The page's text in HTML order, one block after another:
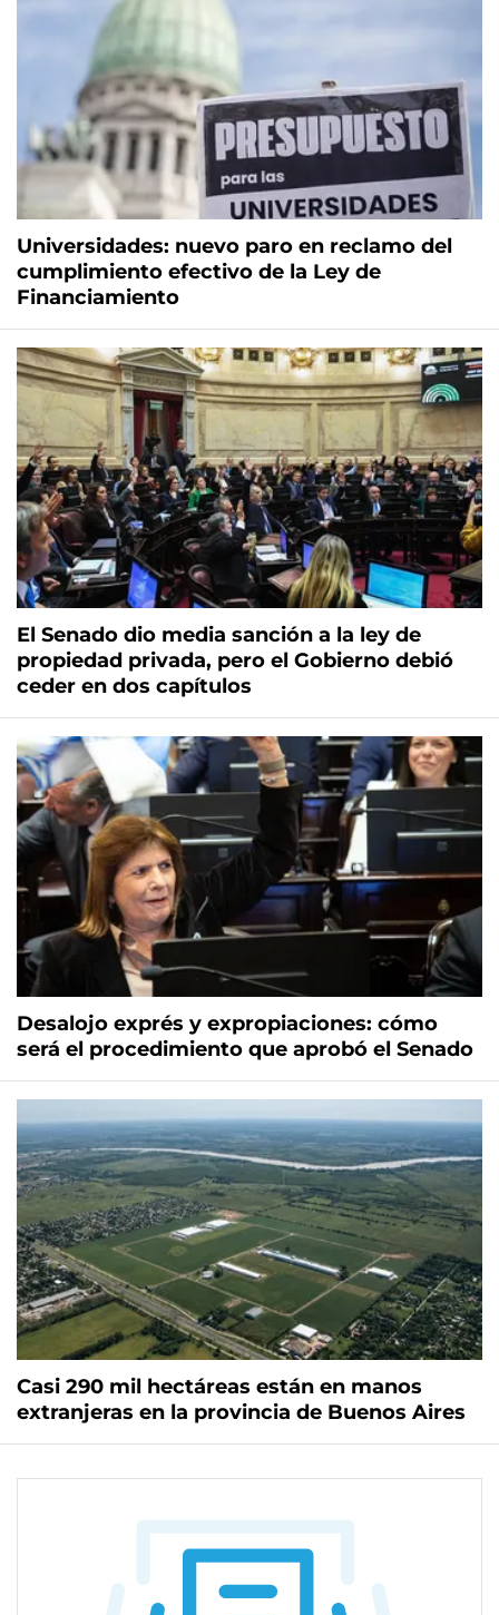
Universidades: nuevo paro en reclamo del
cumplimiento efectivo de la Ley de
Financiamiento
El Senado dio media sanción a la ley de
propiedad privada, pero el Gobierno debió
ceder en dos capítulos
Desalojo exprés y expropiaciones: cómo
será el procedimiento que aprobó el Senado
Casi 290 mil hectáreas están en manos
extranjeras en la provincia de Buenos Aires